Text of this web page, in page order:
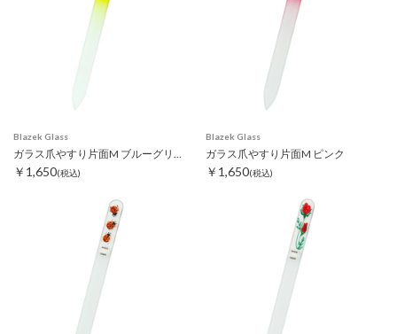
Blazek Glass
￥1,650(税込)
Blazek Glass
ガラス爪やすり片面M ピンク
￥1,650(税込)